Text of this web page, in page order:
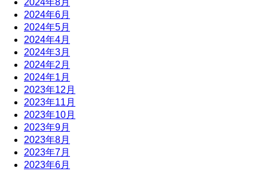
2024年8月
2024年6月
2024年5月
2024年4月
2024年3月
2024年2月
2024年1月
2023年12月
2023年11月
2023年10月
2023年9月
2023年8月
2023年7月
2023年6月